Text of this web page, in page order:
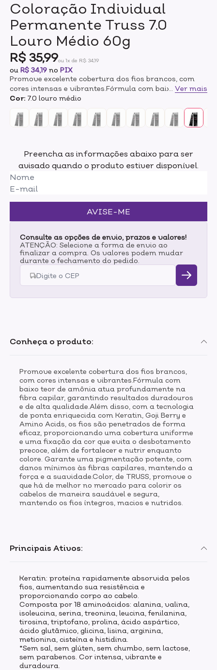
Coloração Individual
Permanente Truss 7.0
Louro Médio 60g
R$ 35,99ou 1x de R$ 34,19
ou R$ 34,19 no PIX
Promove excelente cobertura dos fios brancos, com
cores intensas e vibrantes.Fórmula com baixo teor de
amônia atua profundamente na fibra capilar,
qualidade.Além disso, com a tecnologia de ponta
enriquecida com Keratin, Goji Berry e Amino Acids, os
evita o desbotamento precoce, além de fortalecer e
nutrir enquanto colore. Garante uma pigmentação
potente, com danos mínimos às fibras capilares,
mantendo a força e a suavidade.Color, de TRUSS,
os fios íntegros, macios e nutridos.
Ver mais
Cor: 7.0 louro médio
Preencha as informações abaixo para ser
avisado quando o produto estiver disponível.
AVISE-ME
Consulte as opções de envio, prazos e valores!
ATENÇÃO: Selecione a forma de envio ao
finalizar a compra. Os valores podem mudar
durante o fechamento do pedido.
Principais Ativos:
Keratin: proteína rapidamente absorvida pelos
fios, aumentando sua resistência e
proporcionando corpo ao cabelo.
Composta por 18 aminoácidos: alanina, valina,
isoleucina, serina, treonina, leucina, fenilanina,
tirosina, triptofano, prolina, ácido aspártico,
ácido glutâmico, glicina, lisina, arginina,
metionina, cisteína e histidina.
*Sem sal, sem glúten, sem chumbo, sem lactose,
sem parabenos. Cor intensa, vibrante e
duradoura.
Conheça o produto:
Promove excelente cobertura dos fios brancos,
com cores intensas e vibrantes.Fórmula com
baixo teor de amônia atua profundamente na
fibra capilar, garantindo resultados duradouros
e de alta qualidade.Além disso, com a tecnologia
de ponta enriquecida com Keratin, Goji Berry e
Amino Acids, os fios são penetrados de forma
eficaz, proporcionando uma cobertura uniforme
e uma fixação da cor que evita o desbotamento
precoce, além de fortalecer e nutrir enquanto
colore. Garante uma pigmentação potente, com
danos mínimos às fibras capilares, mantendo a
força e a suavidade.Color, de TRUSS, promove o
que há de melhor no mercado para colorir os
cabelos de maneira saudável e segura,
mantendo os fios íntegros, macios e nutridos.